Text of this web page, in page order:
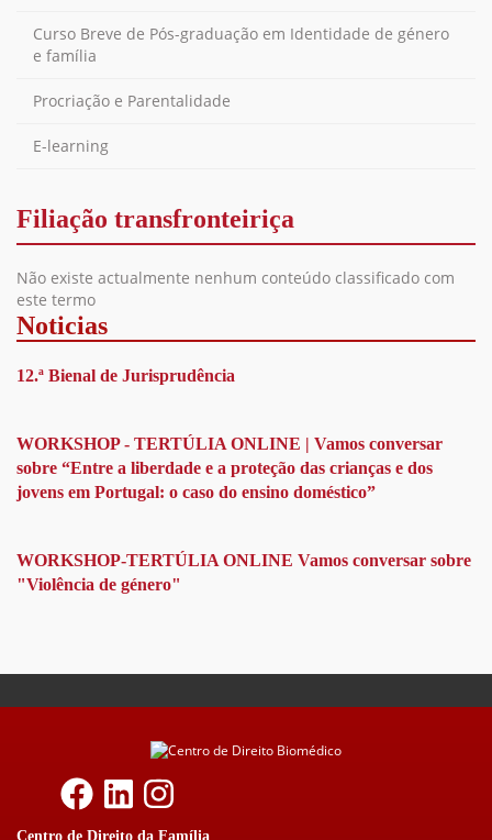
Curso Breve de Pós-graduação em Identidade de género
e família
Procriação e Parentalidade
E-learning
Filiação transfronteiriça
Não existe actualmente nenhum conteúdo classificado com
este termo
Noticias
12.ª Bienal de Jurisprudência
WORKSHOP - TERTÚLIA ONLINE | Vamos conversar
sobre “Entre a liberdade e a proteção das crianças e dos
jovens em Portugal: o caso do ensino doméstico”
WORKSHOP-TERTÚLIA ONLINE Vamos conversar sobre
"Violência de género"
Centro de Direito da Família